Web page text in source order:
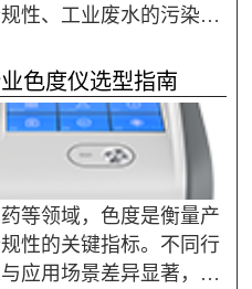
性、工业废水的污染程
、稳定的液体色度仪。
场竞争力，也是企业合
色度仪选型指南
等领域，色度是衡量产
性的关键指标。不同行
应用场景差异显著，色